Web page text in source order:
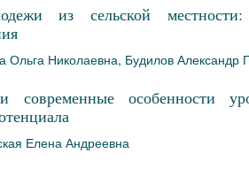
из сельской
Ольга Николаевна, Будилов Александр
современные особенности
Елена Андреевна